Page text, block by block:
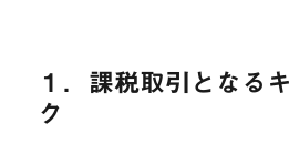
１．課税取引となる
ク